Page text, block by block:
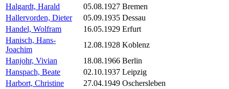
Halgardt, Harald
05.08.1927 Bremen
Hallervorden, Dieter
05.09.1935 Dessau
Handel, Wolfram
16.05.1929 Erfurt
Hanisch, Hans-
Joachim
12.08.1928 Koblenz
Hanjohr, Vivian
18.08.1966 Berlin
Hanspach, Beate
02.10.1937 Leipzig
Harbort, Christine
27.04.1949 Oschersleben